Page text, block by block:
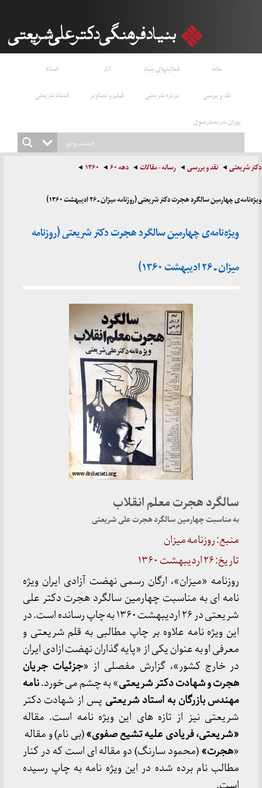
خانه فعالیتهای بنیاد آثار
اسناد
نقد و بررسی
درباره شریعتی فیلم و تصاویر
استاد شریعتی
پوران شریعت‌رضوی
دکتر شریعتی نقد و بررسی رسانه - مقالات دهه ۶۰ ۱۳۶۰
ویژه‌نامه‌ی چهارمین سالگرد هجرت دکتر شریعتی (روزنامه میزان ـ ۲۶ ادیبهشت ۱۳۶۰)
ویژه‌نامه‌ی چهارمین سالگرد هجرت دکتر شریعتی (روزنامه
میزان ـ ۲۶ ادیبهشت ۱۳۶۰)
سالگرد هجرت معلم انقلاب
به مناسبت چهارمین سالگرد هجرت علی شریعتی
منبع: روزنامه میزان
تاریخ: ۲۶ اردیبهشت ۱۳۶۰
روزنامه «میزان»، ارگان رسمی نهضت آزادی ایران ویژه
نامه ای به مناسبت چهارمین سالگرد هجرت دکتر علی
شریعتی در ۲۶ اردیبهشت ۱۳۶۰ به چاپ رسانده است. در
این ویژه نامه علاوه بر چاپ مطالبی به قلم شریعتی و
معرفی او به عنوان یکی از «پایه گذاران نهضت ازادی ایران
در خارج کشور»، گزارش مفصلی از «جزئیات جریان
هجرت و شهادت دکتر شریعتی» به چشم می خورد.نامه
مهندس بازرگان به استاد شریعتی پس از شهادت دکتر
شریعتی نیز از تازه های این ویژه نامه است. مقاله
«شریعتی، فریادی علیه تشیع صفوی»(بی نام) و مقاله
«هجرت»(محمود سارنگ) دو مقاله ای است که در کنار
مطالب نام برده شده در این ویژه نامه به چاپ رسیده